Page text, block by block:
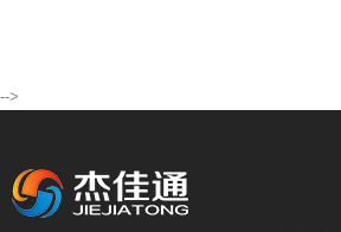
-->